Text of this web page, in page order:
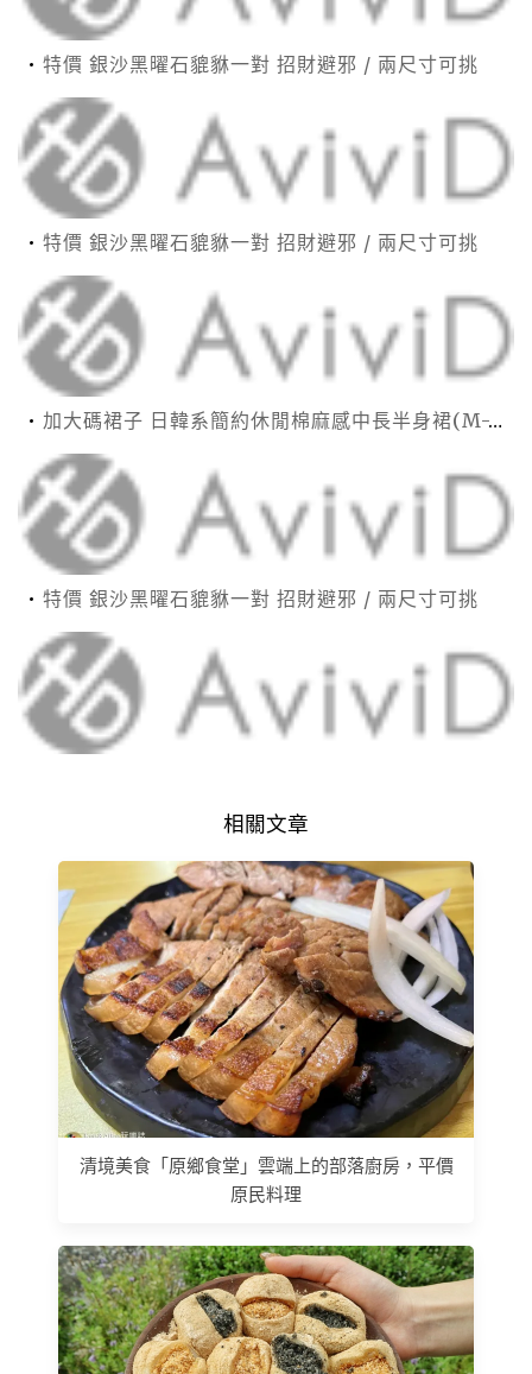
特價 銀沙黑曜石貔貅一對 招財避邪 / 兩尺寸可挑
特價 銀沙黑曜石貔貅一對 招財避邪 / 兩尺寸可挑
加大碼裙子 日韓系簡約休閒棉麻感中長半身裙(M-2XL)【XMS54038】＊艾美時尚(現+預)
特價 銀沙黑曜石貔貅一對 招財避邪 / 兩尺寸可挑
相關文章
清境美食「原鄉食堂」雲端上的部落廚房，平價
原民料理